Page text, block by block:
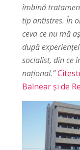
îmbină
tip antistres. În
ceva ce nu mă
după
socialist, din ce
naţional.”
Balnear și de